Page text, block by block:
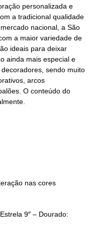
personalizada e
a tradicional qualidade
nacional, a São
a maior variedade de
ideais para deixar
ainda mais especial e
sendo muito
arcos
O conteúdo do
nas cores
9″ – Dourado: